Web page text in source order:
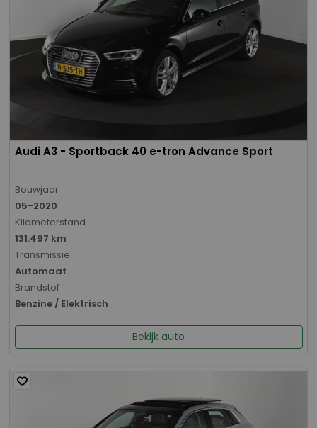
Audi A3 - Sportback 40 e-tron Advance Sport
Bouwjaar
05-2020
Kilometerstand
131.497 km
Transmissie
Automaat
Brandstof
Benzine / Elektrisch
Bekijk auto